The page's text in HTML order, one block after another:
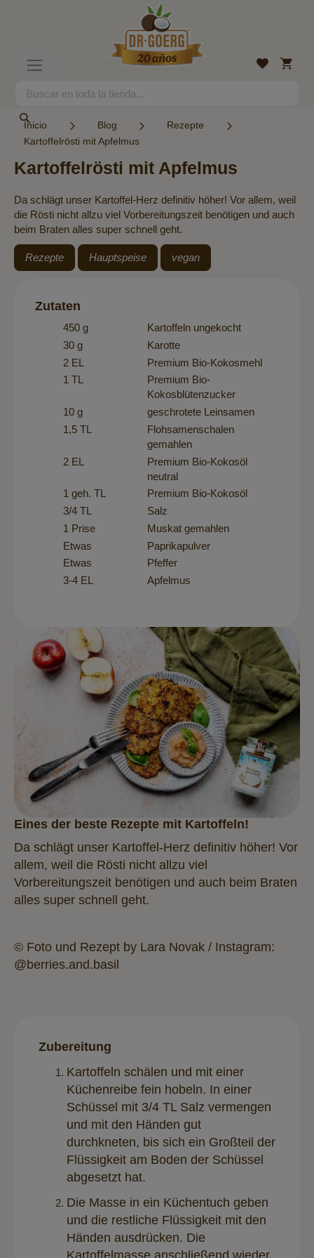
Search
Lista
Mi
cesta
Inicio Blog
Rezepte
Kartoffelrösti mit Apfelmus
Kartoffelrösti mit Apfelmus
Da schlägt unser Kartoffel-Herz definitiv höher! Vor allem, weil
die Rösti nicht allzu viel Vorbereitungszeit benötigen und auch
beim Braten alles super schnell geht.
Rezepte Hauptspeise vegan
Zutaten
450 g
Kartoffeln ungekocht
30 g
Karotte
2 EL
Premium Bio-Kokosmehl
1 TL
Premium Bio-
Kokosblütenzucker
10 g
geschrotete Leinsamen
1,5 TL
Flohsamenschalen
gemahlen
2 EL
Premium Bio-Kokosöl
neutral
1 geh. TL
Premium Bio-Kokosöl
3/4 TL
Salz
1 Prise
Muskat gemahlen
Etwas
Paprikapulver
Etwas
Pfeffer
3-4 EL
Apfelmus
Eines der beste Rezepte mit Kartoffeln!
Da schlägt unser Kartoffel-Herz definitiv höher! Vor
allem, weil die Rösti nicht allzu viel
Vorbereitungszeit benötigen und auch beim Braten
alles super schnell geht.
© Foto und Rezept by Lara Novak / Instagram:
@berries.and.basil
Zubereitung
Kartoffeln schälen und mit einer
Küchenreibe fein hobeln. In einer
Schüssel mit 3/4 TL Salz vermengen
und mit den Händen gut
durchkneten, bis sich ein Großteil der
Flüssigkeit am Boden der Schüssel
abgesetzt hat.
Die Masse in ein Küchentuch geben
und die restliche Flüssigkeit mit den
Händen ausdrücken. Die
Kartoffelmasse anschließend wieder